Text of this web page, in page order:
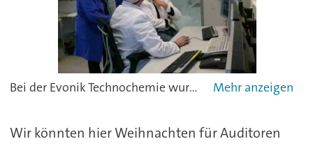
Bei der Evonik Technochemie wurde eine neue Wirkstoffanlage mit dem Yokogawa-Prozessleitsystem Centum VP gebaut; Betriebsleiterin Dr. Simone Reinhard im Gespräch mit Projektleiter Frank Weitzel (rechts)
Wir könnten hier Weihnachten für Auditoren